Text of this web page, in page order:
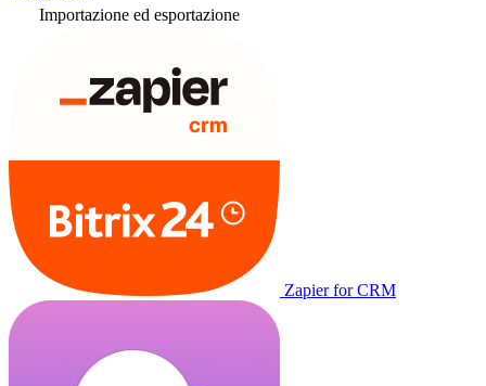
Importazione ed esportazione
Zapier for CRM